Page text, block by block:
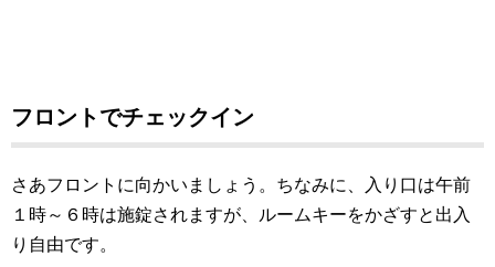
フロントでチェックイン
さあフロントに向かいましょう。ちなみに、入り口は午前
１時～６時は施錠されますが、ルームキーをかざすと出入
り自由です。